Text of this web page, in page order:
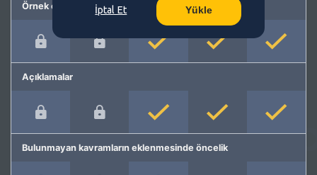
Örnek cümleler
Açıklamalar
Bulunmayan kavramların eklenmesinde öncelik
İptal Et Yükle